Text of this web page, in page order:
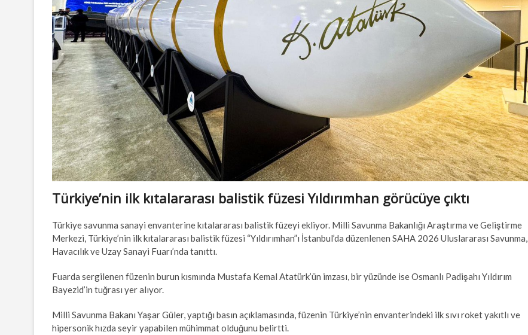
Türkiye’nin ilk kıtalararası balistik füzesi Yıldırımhan görücüye çıktı
Türkiye savunma sanayi envanterine kıtalararası balistik füzeyi ekliyor. Milli Savunma Bakanlığı Araştırma ve Geliştirme
Merkezi, Türkiye’nin ilk kıtalararası balistik füzesi “Yıldırımhan”ı İstanbul’da düzenlenen SAHA 2026 Uluslararası Savunma,
Havacılık ve Uzay Sanayi Fuarı’nda tanıttı.
Fuarda sergilenen füzenin burun kısmında Mustafa Kemal Atatürk’ün imzası, bir yüzünde ise Osmanlı Padişahı Yıldırım
Bayezid’in tuğrası yer alıyor.
Milli Savunma Bakanı Yaşar Güler, yaptığı basın açıklamasında, füzenin Türkiye’nin envanterindeki ilk sıvı roket yakıtlı ve
hipersonik hızda seyir yapabilen mühimmat olduğunu belirtti.